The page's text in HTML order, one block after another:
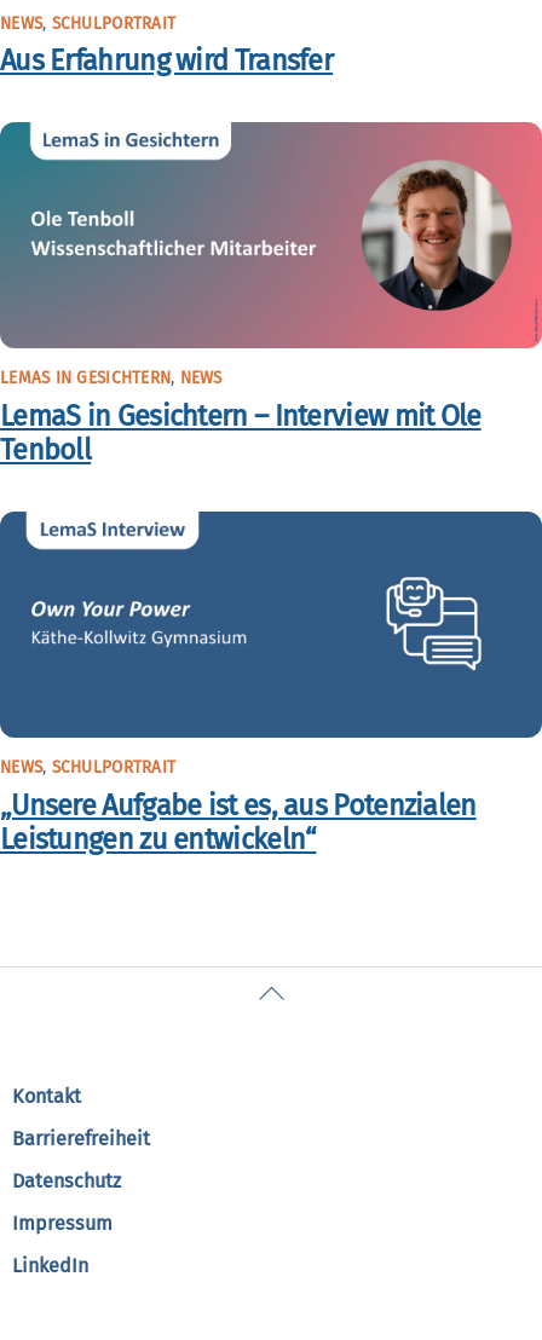
NEWS, SCHULPORTRAIT
Aus Erfahrung wird Transfer
LEMAS IN GESICHTERN, NEWS
LemaS in Gesichtern – Interview mit Ole
Tenboll
NEWS, SCHULPORTRAIT
„Unsere Aufgabe ist es, aus Potenzialen
Leistungen zu entwickeln“
Back
Kontakt
Barrierefreiheit
Datenschutz
Impressum
LinkedIn